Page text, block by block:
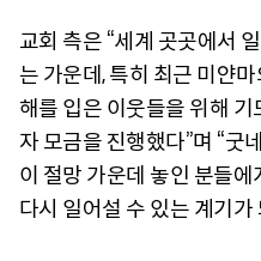
교회 측은 “세계 곳곳에서
는 가운데, 특히 최근 미얀
해를 입은 이웃들을 위해
자 모금을 진행했다”며 “굿
이 절망 가운데 놓인 분들에
다시 일어설 수 있는 계기